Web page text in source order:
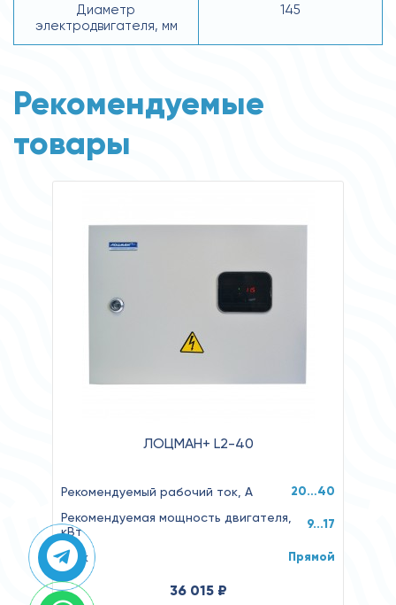
Диаметр
электродвигателя, мм
145
Рекомендуемые
товары
ЛОЦМАН+ L2-40
Рекомендуемый рабочий ток, А 20…40
Рекомендуемая мощность двигателя,
кВт
9...17
Пуск Прямой
36 015 ₽